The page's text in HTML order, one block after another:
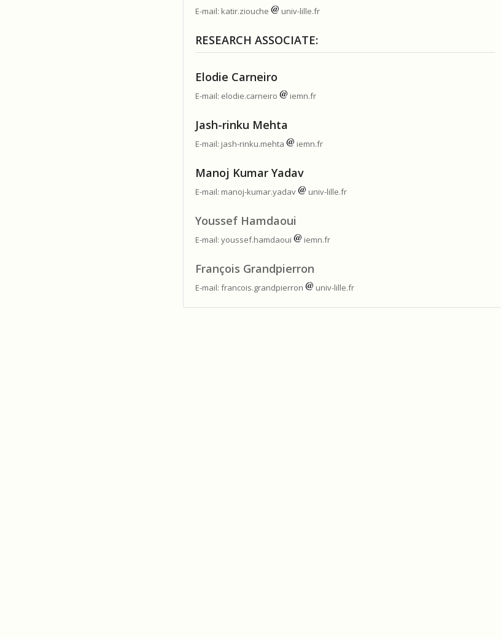
E-mail: katir.ziouche univ-lille.fr
RESEARCH ASSOCIATE:
Elodie Carneiro
E-mail: elodie.carneiro iemn.fr
Jash-rinku Mehta
E-mail: jash-rinku.mehta iemn.fr
Manoj Kumar Yadav
E-mail: manoj-kumar.yadav univ-lille.fr
Youssef Hamdaoui
E-mail: youssef.hamdaoui iemn.fr
François Grandpierron
E-mail: francois.grandpierron univ-lille.fr